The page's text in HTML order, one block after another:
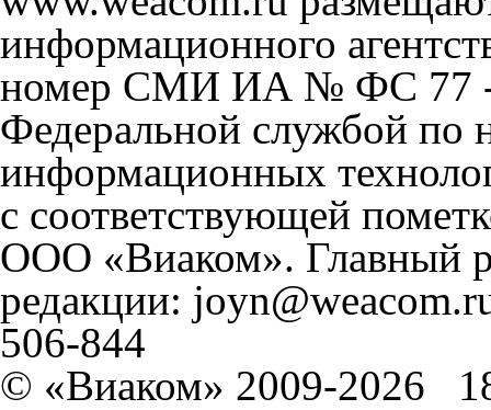
информационного
номер СМИ ИА № ФС 77 -
Федеральной службой по
информационных
с соответствующей
ООО «Виаком». Главный
редакции:
506-844
© «Виаком» 2009-2026